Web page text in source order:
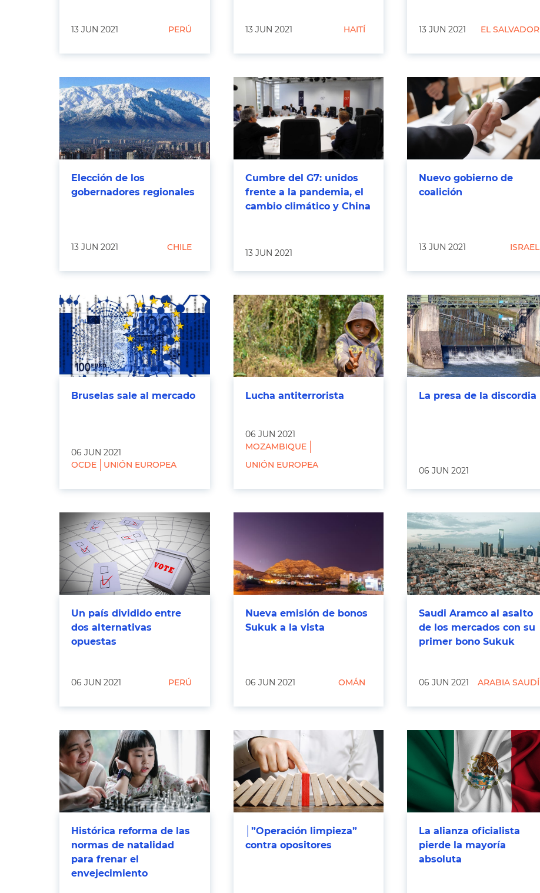
13 JUN 2021 PERÚ 13 JUN 2021 HAITÍ 13 JUN 2021 EL SALVADOR
Elección de los
gobernadores regionales
13 JUN 2021 CHILE
Cumbre del G7: unidos
frente a la pandemia, el
cambio climático y China
13 JUN 2021
Nuevo gobierno de
coalición
13 JUN 2021 ISRAEL
Bruselas sale al mercado
06 JUN 2021
OCDE
UNIÓN EUROPEA
Lucha antiterrorista
06 JUN 2021
MOZAMBIQUE
UNIÓN EUROPEA
La presa de la discordia
06 JUN 2021
Un país dividido entre
dos alternativas
opuestas
06 JUN 2021 PERÚ
Nueva emisión de bonos
Sukuk a la vista
06 JUN 2021 OMÁN
Saudi Aramco al asalto
de los mercados con su
primer bono Sukuk
06 JUN 2021 ARABIA SAUDÍ
Histórica reforma de las
normas de natalidad
para frenar el
envejecimiento
│”Operación limpieza”
contra opositores
La alianza oficialista
pierde la mayoría
absoluta